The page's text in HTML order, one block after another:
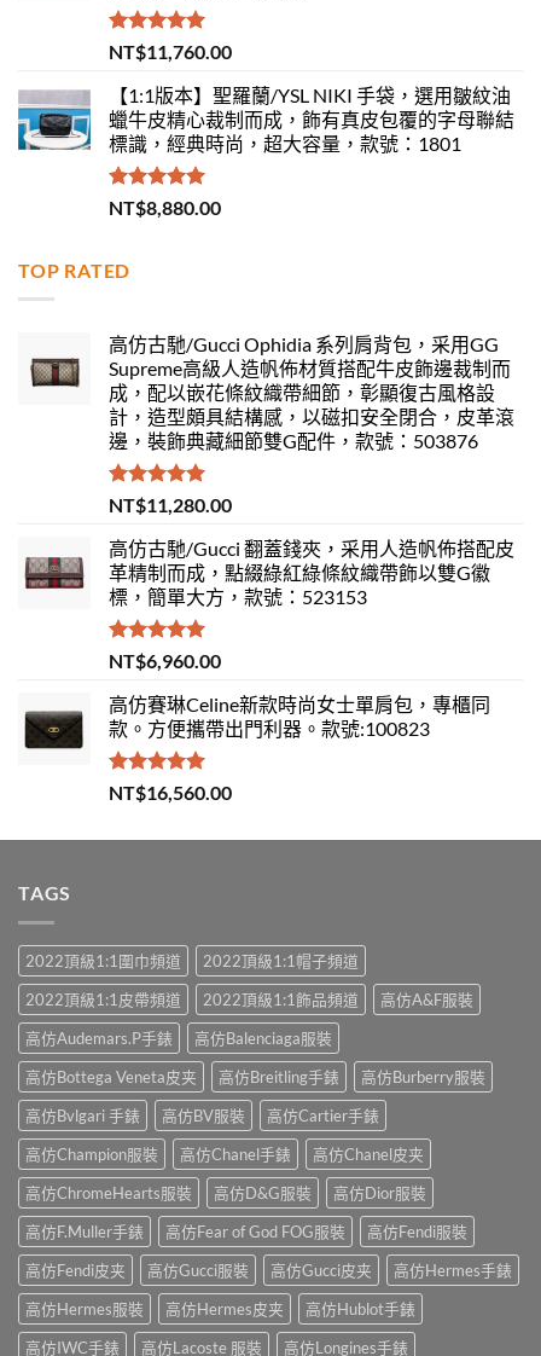
評分5.00
滿分 5
NT$11,760.00
【1:1版本】聖羅蘭/YSL NIKI 手袋，選用皺紋油
蠟牛皮精心裁制而成，飾有真皮包覆的字母聯結
標識，經典時尚，超大容量，款號：1801
評分 5.00
滿分 5
NT$8,880.00
TOP RATED
高仿古馳/Gucci Ophidia 系列肩背包，采用GG
Supreme高級人造帆佈材質搭配牛皮飾邊裁制而
成，配以嵌花條紋織帶細節，彰顯復古風格設
計，造型頗具結構感，以磁扣安全閉合，皮革滾
邊，裝飾典藏細節雙G配件，款號：503876
評分5.00
滿分 5
NT$11,280.00
高仿古馳/Gucci 翻蓋錢夾，采用人造帆佈搭配皮
革精制而成，點綴綠紅綠條紋織帶飾以雙G徽
標，簡單大方，款號：523153
評分 5.00
滿分 5
NT$6,960.00
高仿賽琳Celine新款時尚女士單肩包，專櫃同
款。方便攜帶出門利器。款號:100823
評分5.00
滿分 5
NT$16,560.00
TAGS
2022頂級1:1圍巾頻道
2022頂級1:1帽子頻道
2022頂級1:1皮帶頻道
2022頂級1:1飾品頻道
高仿A&F服裝
高仿Audemars.P手錶
高仿Balenciaga服裝
高仿Bottega Veneta皮夹
高仿Breitling手錶
高仿Burberry服裝
高仿Bvlgari 手錶
高仿BV服裝
高仿Cartier手錶
高仿Champion服裝
高仿Chanel手錶
高仿Chanel皮夹
高仿ChromeHearts服裝
高仿D&G服裝
高仿Dior服裝
高仿F.Muller手錶
高仿Fear of God FOG服裝
高仿Fendi服裝
高仿Fendi皮夹
高仿Gucci服裝 高仿Gucci皮夹
高仿Hermes手錶
高仿Hermes服裝
高仿Hermes皮夹
高仿Hublot手錶
高仿IWC手錶
高仿Lacoste 服裝 高仿Longines手錶